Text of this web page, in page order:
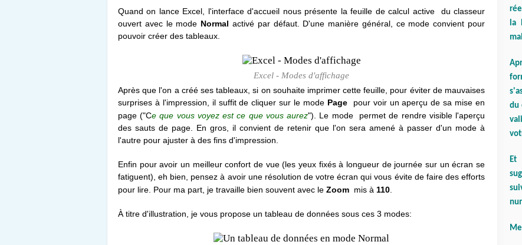
Quand on lance Excel, l'interface d'accueil nous présente la feuille de calcul active
du classeur
ouvert avec le mode Normal activé par défaut. D'une manière général, ce mode convient pour
pouvoir créer des tableaux.
Excel - Modes d'affichage
Après que l'on a créé ses tableaux, si on souhaite imprimer cette feuille, pour éviter de mauvaises
surprises à l'impression, il suffit de cliquer sur le mode Page
pour voir un aperçu de sa mise en
page ("Ce que vous voyez est ce que vous aurez"). Le mode
permet de rendre visible l'aperçu
des sauts de page. En gros, il convient de retenir que l'on sera amené à passer d'un mode à
l'autre pour ajuster à des fins d'impression.
Enfin pour avoir un meilleur confort de vue (les yeux fixés à longueur de journée sur un écran se
fatiguent), eh bien, pensez à avoir une résolution de votre écran qui vous évite de faire des efforts
pour lire. Pour ma part, je travaille bien souvent avec le Zoom mis à 110
À titre d'illustration, je vous propose un tableau de données sous ces 3 modes:
la
du